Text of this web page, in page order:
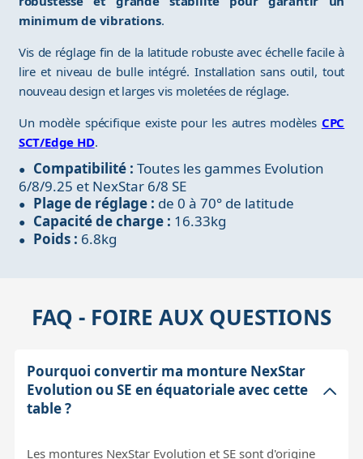
minimum de vibrations.
Vis de réglage fin de la latitude robuste avec échelle facile à
lire et niveau de bulle intégré. Installation sans outil, tout
nouveau design et larges vis moletées de réglage.
Un modèle spécifique existe pour les autres modèles CPC
SCT/Edge HD.
Compatibilité : Toutes les gammes Evolution
6/8/9.25 et NexStar 6/8 SE
Plage de réglage : de 0 à 70° de latitude
Capacité de charge : 16.33kg
Poids : 6.8kg
FAQ - FOIRE AUX QUESTIONS
Pourquoi convertir ma monture NexStar
Evolution ou SE en équatoriale avec cette
table ?
Les montures NexStar Evolution et SE sont d'origine